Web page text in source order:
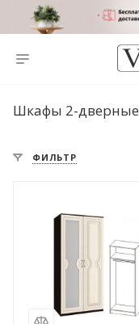
Шкафы 2-дверные
ФИЛЬТР